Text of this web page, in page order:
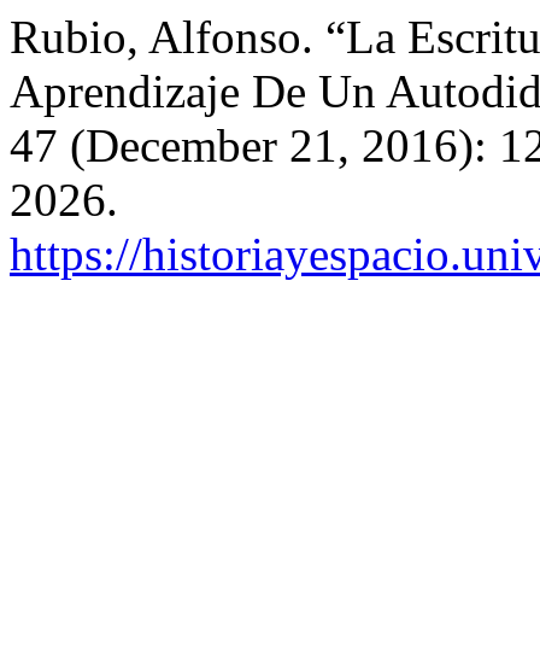
Rubio, Alfonso. “La
Aprendizaje De Un
47 (December 21, 2016):
2026.
https://